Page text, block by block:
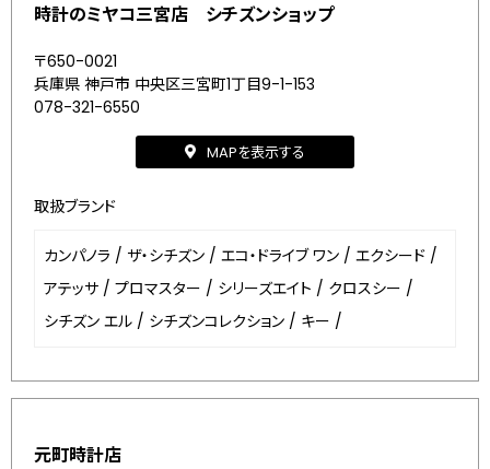
時計のミヤコ三宮店 シチズンショップ
〒650-0021
兵庫県 神戸市 中央区三宮町1丁目9-1-153
078-321-6550
MAPを表示する
取扱ブランド
カンパノラ / ザ・シチズン / エコ・ドライブ ワン / エクシード /
アテッサ / プロマスター / シリーズエイト / クロスシー /
シチズン エル / シチズンコレクション / キー /
元町時計店